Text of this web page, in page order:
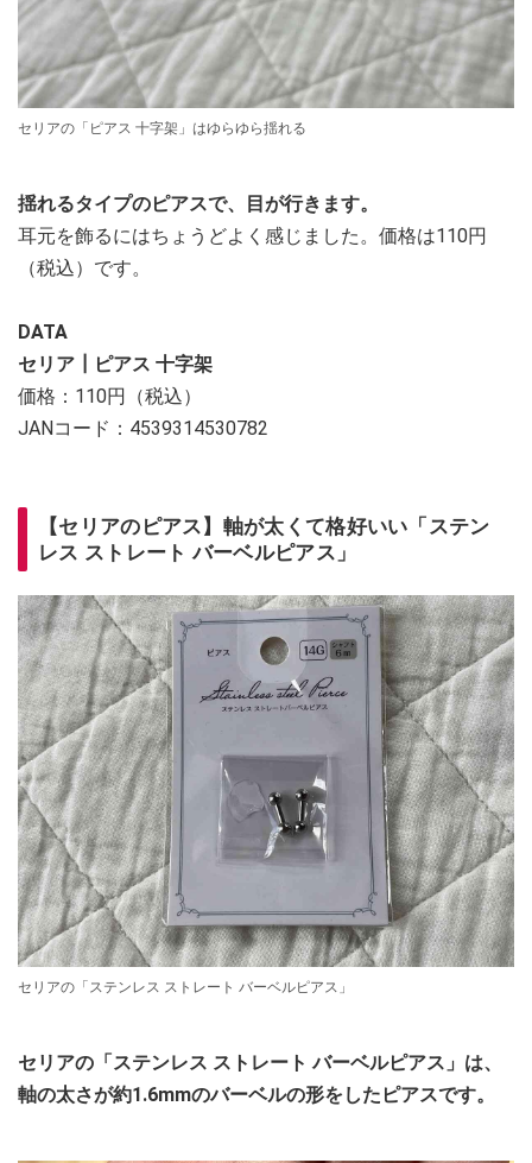
セリアの「ピアス 十字架」はゆらゆら揺れる
揺れるタイプのピアスで、目が行きます。
耳元を飾るにはちょうどよく感じました。価格は110円
（税込）です。
DATA
セリア┃ピアス 十字架
価格：110円（税込）
JANコード：4539314530782
【セリアのピアス】軸が太くて格好いい「ステン
レス ストレート バーベルピアス」
セリアの「ステンレス ストレート バーベルピアス」
セリアの「ステンレス ストレート バーベルピアス」は、
軸の太さが約1.6mmのバーベルの形をしたピアスです。